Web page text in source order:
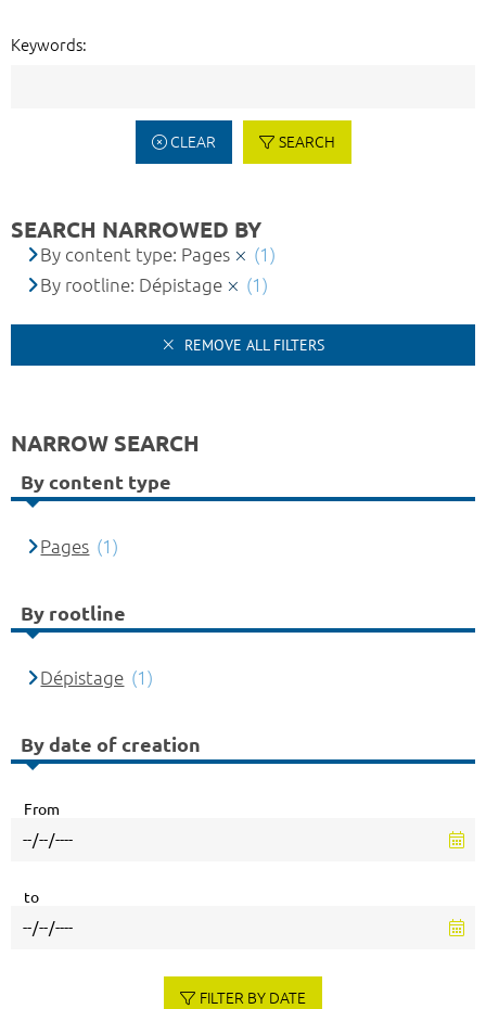
Keywords:
CLEAR SEARCH
SEARCH NARROWED BY
By content type: Pages
(1)
By rootline: Dépistage
(1)
REMOVE ALL FILTERS
NARROW SEARCH
By content type
Pages (1)
By rootline
Dépistage (1)
By date of creation
From
to
FILTER BY DATE